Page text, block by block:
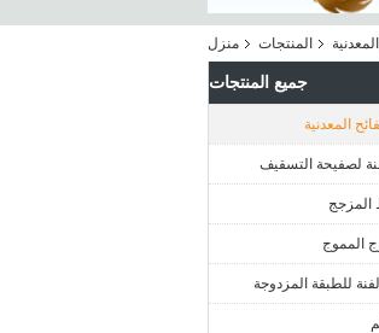
منزل المنتجات
جميع المنتجات
المعدنية
لصفيحة التسقيف
المزجج
المموج
للطبقة المزدوجة